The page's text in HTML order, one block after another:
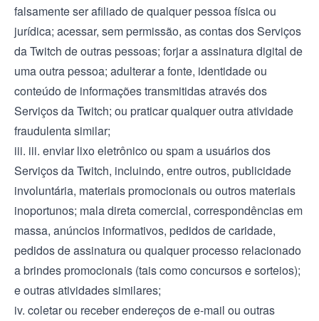
falsamente ser afiliado de qualquer pessoa física ou
jurídica; acessar, sem permissão, as contas dos Serviços
da Twitch de outras pessoas; forjar a assinatura digital de
uma outra pessoa; adulterar a fonte, identidade ou
conteúdo de informações transmitidas através dos
Serviços da Twitch; ou praticar qualquer outra atividade
fraudulenta similar;
iii. iii. enviar lixo eletrônico ou spam a usuários dos
Serviços da Twitch, incluindo, entre outros, publicidade
involuntária, materiais promocionais ou outros materiais
inoportunos; mala direta comercial, correspondências em
massa, anúncios informativos, pedidos de caridade,
pedidos de assinatura ou qualquer processo relacionado
a brindes promocionais (tais como concursos e sorteios);
e outras atividades similares;
iv. coletar ou receber endereços de e-mail ou outras